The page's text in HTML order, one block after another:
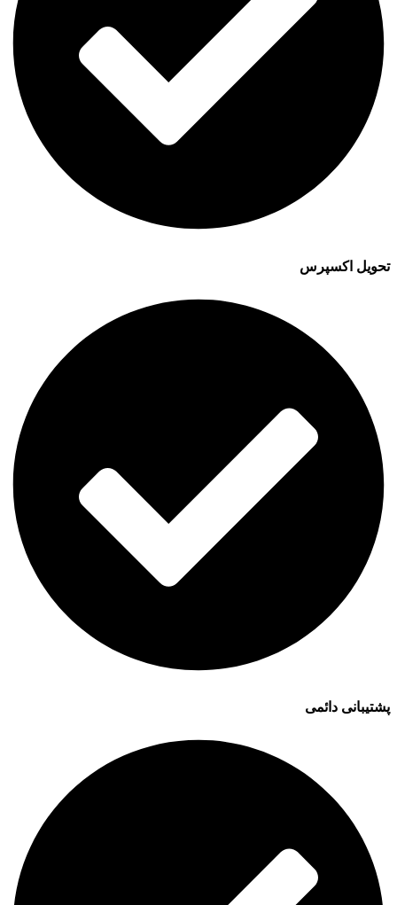
تحویل اکسپرس
پشتیبانی دائمی